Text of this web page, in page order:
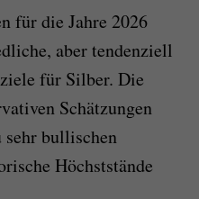
für die Jahre 2026
aber tendenziell
für Silber. Die
Schätzungen
sehr bullischen
Höchststände